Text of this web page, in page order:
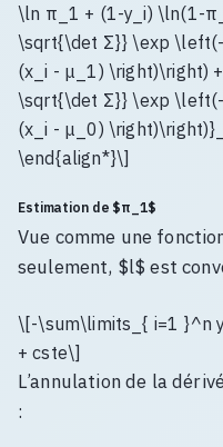
\ln π_1 + (1-y_i) \ln(1-
\sqrt{\det Σ}} \exp
(x_i - μ_1) \right)\right)
\sqrt{\det Σ}} \exp
(x_i - μ_0)
\end{align*}\]
Estimation de $π_1$
Vue comme une
seulement, $l$ est
\[-\sum\limits_{ i=1 }^n
+ cste\]
L’annulation de la
: